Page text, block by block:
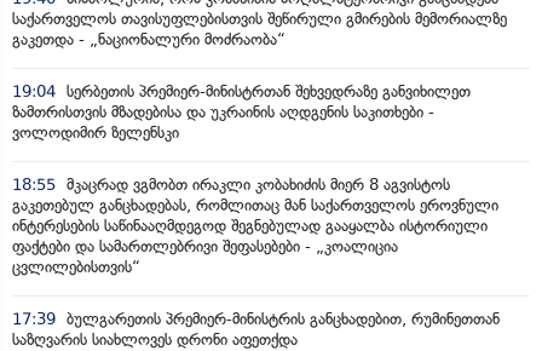
საქართველოს თავისუფლებისთვის შეწირული გმირების მემორიალზე
გაკეთდა - „ნაციონალური მოძრაობა“
19:04 სერბეთის პრემიერ-მინისტრთან შეხვედრაზე განვიხილეთ
ზამთრისთვის მზადებისა და უკრაინის აღდგენის საკითხები -
ვოლოდიმირ ზელენსკი
18:55 მკაცრად ვგმობთ ირაკლი კობახიძის მიერ 8 აგვისტოს
გაკეთებულ განცხადებას, რომლითაც მან საქართველოს ეროვნული
ინტერესების საწინააღმდეგოდ შეგნებულად გააყალბა ისტორიული
ფაქტები და სამართლებრივი შეფასებები - „კოალიცია
ცვლილებისთვის“
17:39 ბულგარეთის პრემიერ-მინისტრის განცხადებით, რუმინეთთან
საზღვარის სიახლოვეს დრონი აფეთქდა